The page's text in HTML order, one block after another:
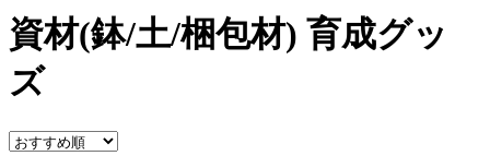
資材(鉢/土/梱包材) 育成グッ
ズ